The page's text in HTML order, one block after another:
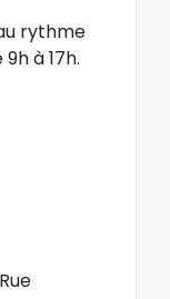
rythme
à 17h.